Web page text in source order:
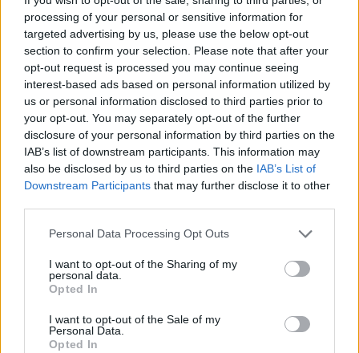
processing of your personal or sensitive information for
targeted advertising by us, please use the below opt-out
section to confirm your selection. Please note that after your
opt-out request is processed you may continue seeing
interest-based ads based on personal information utilized by
us or personal information disclosed to third parties prior to
your opt-out. You may separately opt-out of the further
disclosure of your personal information by third parties on the
IAB’s list of downstream participants. This information may
also be disclosed by us to third parties on the IAB’s List of
Downstream Participants that may further disclose it to other
Personal Data Processing Opt Outs
I want to opt-out of the Sharing of my
personal data.
Opted In
I want to opt-out of the Sale of my
Personal Data.
Opted In
modo a ligarem-se a um público mais jovem”, Olivier
François, CEO da FIAT.
Tags: aniversário arte centenário Disney
FIAT
Fiat 500
Lingotto Mickey Mouse
Henrique Lopes